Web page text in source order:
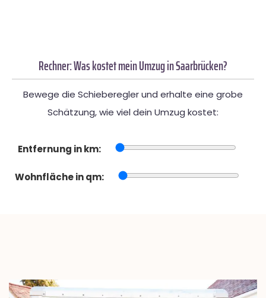
Rechner: Was kostet mein Umzug in Saarbrücken?
Bewege die Schieberegler und erhalte eine grobe
Schätzung, wie viel dein Umzug kostet:
Entfernung in km:
Wohnfläche in qm: